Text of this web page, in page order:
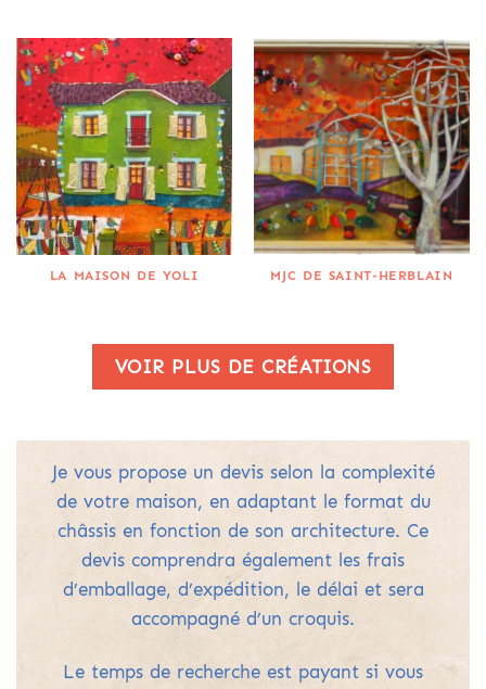
LA MAISON DE YOLI MJC DE SAINT-HERBLAIN
VOIR PLUS DE CRÉATIONS
Je vous propose un devis selon la complexité
de votre maison, en adaptant le format du
châssis en fonction de son architecture. Ce
devis comprendra également les frais
d’emballage, d’expédition, le délai et sera
accompagné d’un croquis.
Le temps de recherche est payant si vous